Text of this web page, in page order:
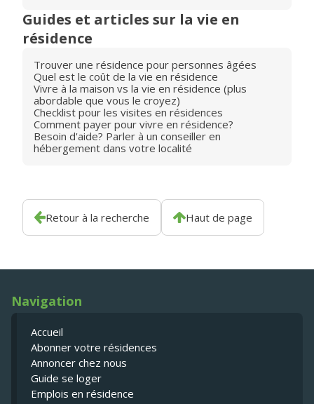
Guides et articles sur la vie en
résidence
Trouver une résidence pour personnes âgées
Quel est le coût de la vie en résidence
Vivre à la maison vs la vie en résidence (plus
abordable que vous le croyez)
Checklist pour les visites en résidences
Comment payer pour vivre en résidence?
Besoin d'aide? Parler à un conseiller en
hébergement dans votre localité
Retour à la recherche Haut de page
Navigation
Accueil
Abonner votre résidences
Annoncer chez nous
Guide se loger
Emplois en résidence